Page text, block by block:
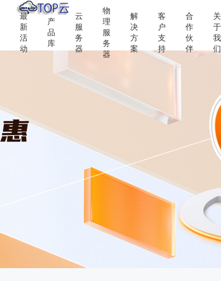
最
新
活
动
产
品
库
云
服
务
器
物
理
服
务
器
解
决
方
案
客
户
支
持
合
作
伙
伴
关
于
我
们